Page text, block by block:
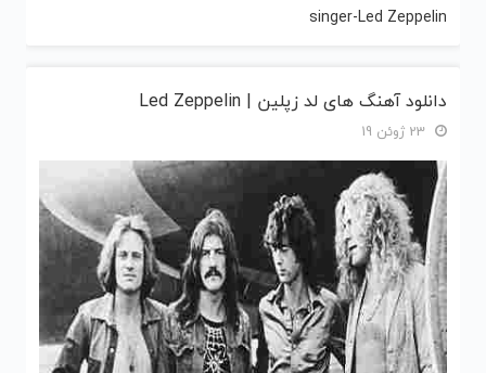
singer-Led Zeppelin
دانلود آهنگ های لد زپلین | Led Zeppelin